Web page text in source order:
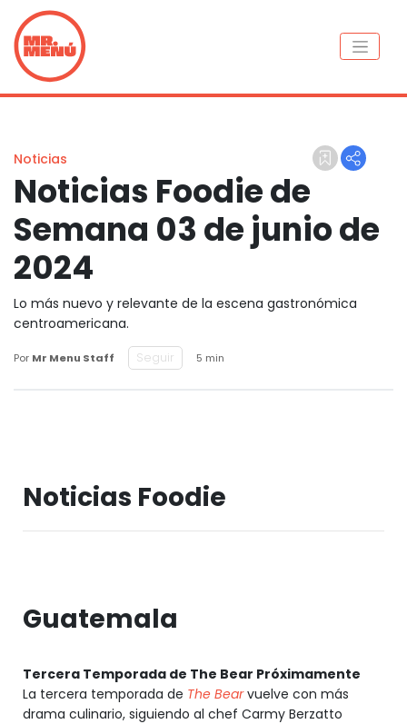
Noticias
Noticias Foodie de
Semana 03 de junio de
2024
Lo más nuevo y relevante de la escena gastronómica
centroamericana.
Por Mr Menu Staff Seguir 5 min
Noticias Foodie
Guatemala
Tercera Temporada de The Bear Próximamente
La tercera temporada de The Bearvuelve con más
drama culinario, siguiendo al chef Carmy Berzatto